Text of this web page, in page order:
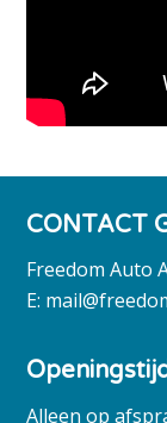
CONTACT
Freedom Auto
E:
Alleen op